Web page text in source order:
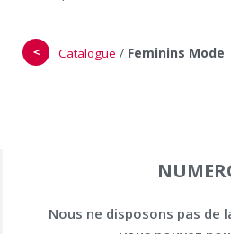
＜ Catalogue / Feminins Mode
Nous ne disposons pas de